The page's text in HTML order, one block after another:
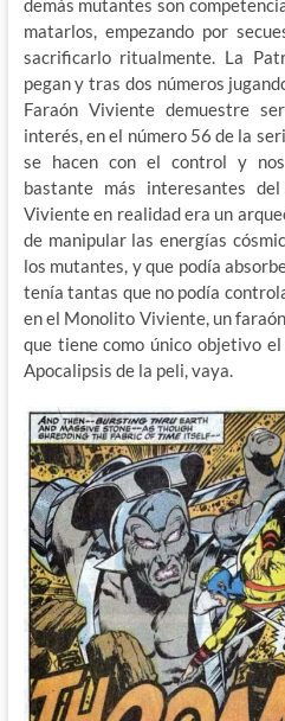
demás mutantes son
matarlos, empezando por
sacrificarlo ritualmente. La
pegan y tras dos números
Faraón Viviente demuestre
interés, en el número 56 de la
se hacen con el control y
bastante más interesantes
Viviente en realidad era un
de manipular las energías
los mutantes, y que podía
tenía tantas que no podía
en el Monolito Viviente, un
que tiene como único objetivo
Apocalipsis de la peli, vaya.